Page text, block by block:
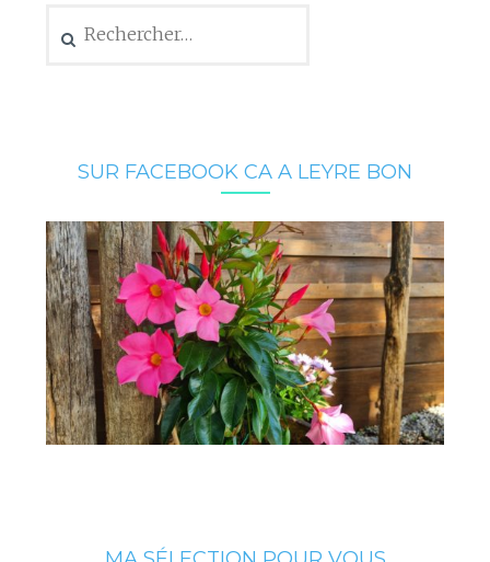
SUR FACEBOOK CA A LEYRE BON